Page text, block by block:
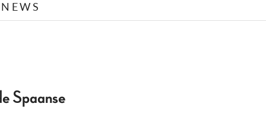
NEWS
Spaanse